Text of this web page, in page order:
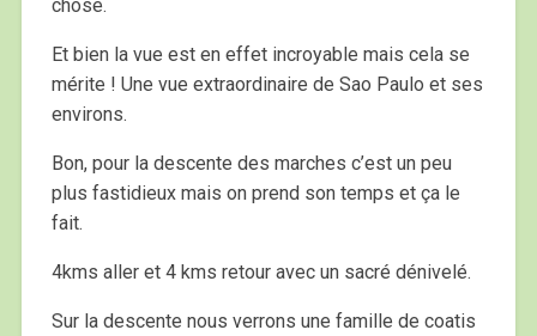
chose.
Et bien la vue est en effet incroyable mais cela se
mérite ! Une vue extraordinaire de Sao Paulo et ses
environs.
Bon, pour la descente des marches c’est un peu
plus fastidieux mais on prend son temps et ça le
fait.
4kms aller et 4 kms retour avec un sacré dénivelé.
Sur la descente nous verrons une famille de coatis